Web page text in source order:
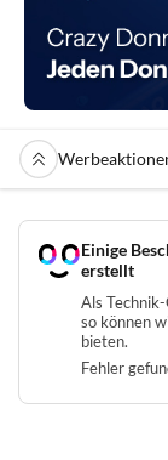
Einige
erstellt
Als
so können
bieten.
Fehler